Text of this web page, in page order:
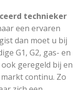
technieker
een ervaren
dan moet u bij
G1, G2, gas- en
geregeld bij en
continu. Zo